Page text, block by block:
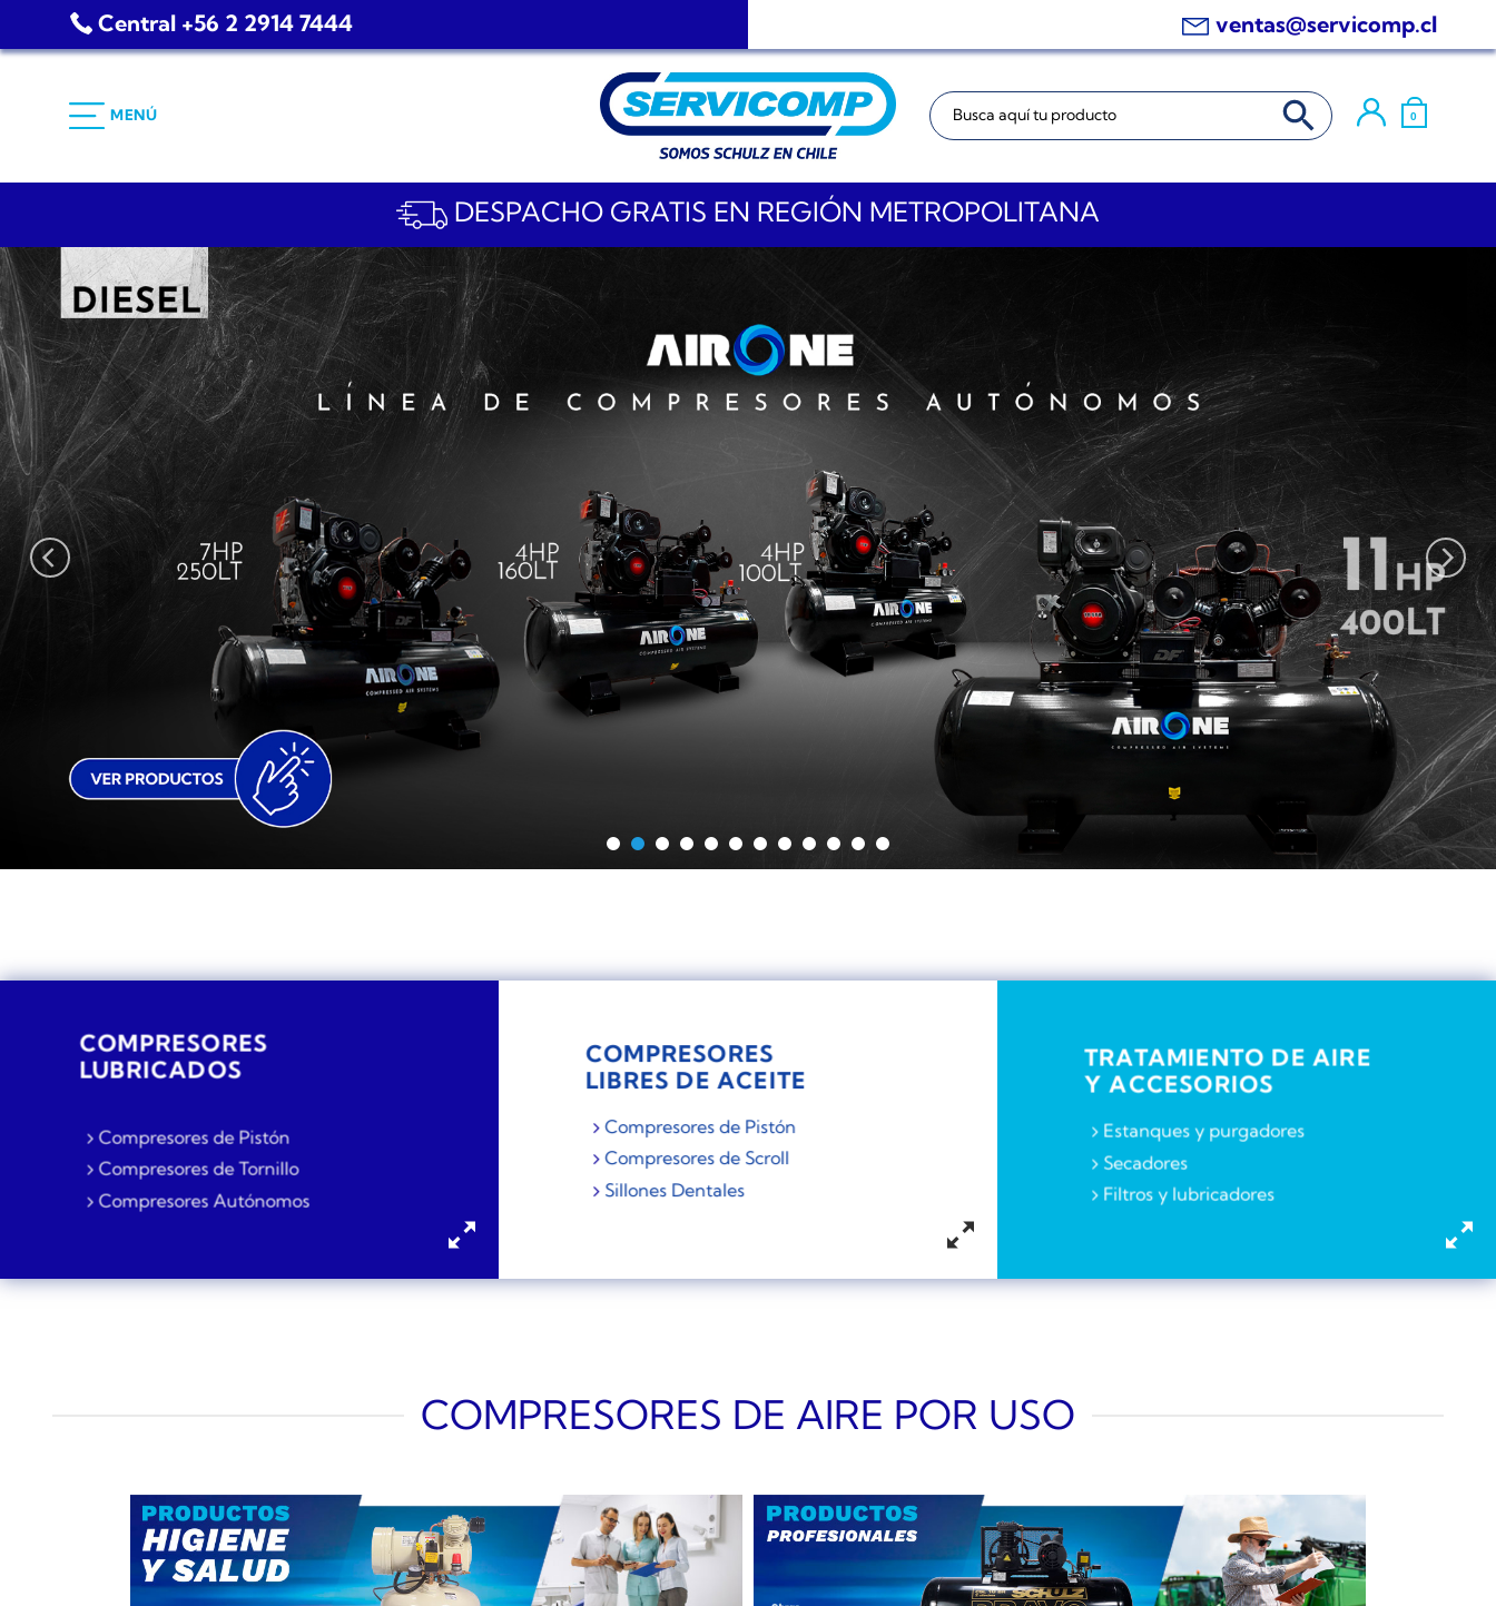
Central +56 2 2914 7444 ventas@servicomp.cl
MENÚ
Buscar: BOTÓN DE BÚSQUEDA
0
DESPACHO GRATIS EN REGIÓN METROPOLITANA
COMPRESORES
LUBRICADOS
Compresores de Pistón
Compresores de Tornillo
Compresores Autónomos
COMPRESORES
LIBRES DE ACEITE
Compresores de Pistón
Compresores de Scroll
Sillones Dentales
TRATAMIENTO DE AIRE
Y ACCESORIOS
Estanques y purgadores
Secadores
Filtros y lubricadores
COMPRESORES DE AIRE POR USO